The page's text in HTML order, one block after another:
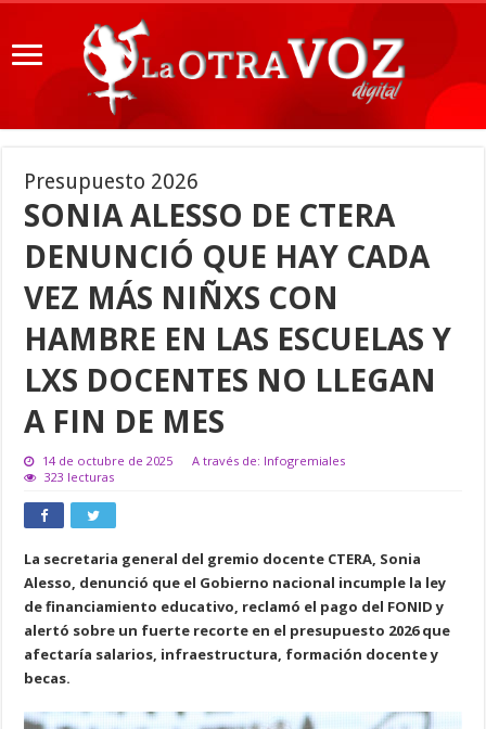
Presupuesto 2026
SONIA ALESSO DE CTERA
DENUNCIÓ QUE HAY CADA
VEZ MÁS NIÑXS CON
HAMBRE EN LAS ESCUELAS Y
LXS DOCENTES NO LLEGAN
A FIN DE MES
14 de octubre de 2025
A través de: Infogremiales
323 lecturas
La secretaria general del gremio docente CTERA, Sonia
Alesso, denunció que el Gobierno nacional incumple la ley
de financiamiento educativo, reclamó el pago del FONID y
alertó sobre un fuerte recorte en el presupuesto 2026 que
afectaría salarios, infraestructura, formación docente y
becas.